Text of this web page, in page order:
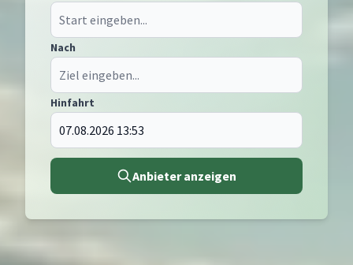
Nach
Hinfahrt
Anbieter anzeigen